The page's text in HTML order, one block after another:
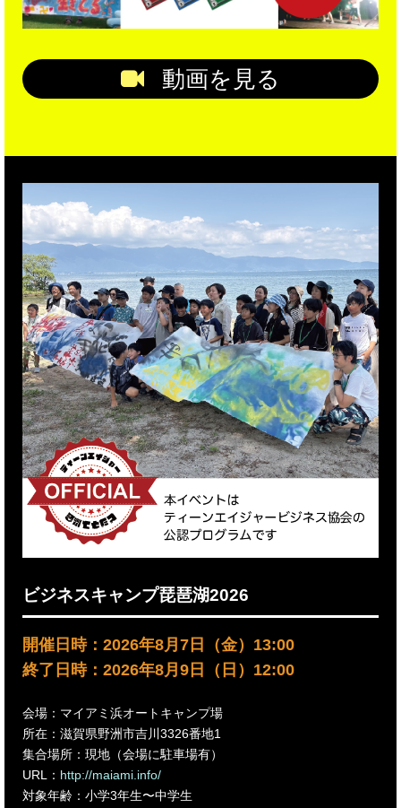
動画を見る
ビジネスキャンプ琵琶湖2026
開催日時：2026年8月7日（金）13:00
終了日時：2026年8月9日（日）12:00
会場：マイアミ浜オートキャンプ場
所在：滋賀県野洲市吉川3326番地1
集合場所：現地（会場に駐車場有）
URL： http://maiami.info/
対象年齢：小学3年生〜中学生